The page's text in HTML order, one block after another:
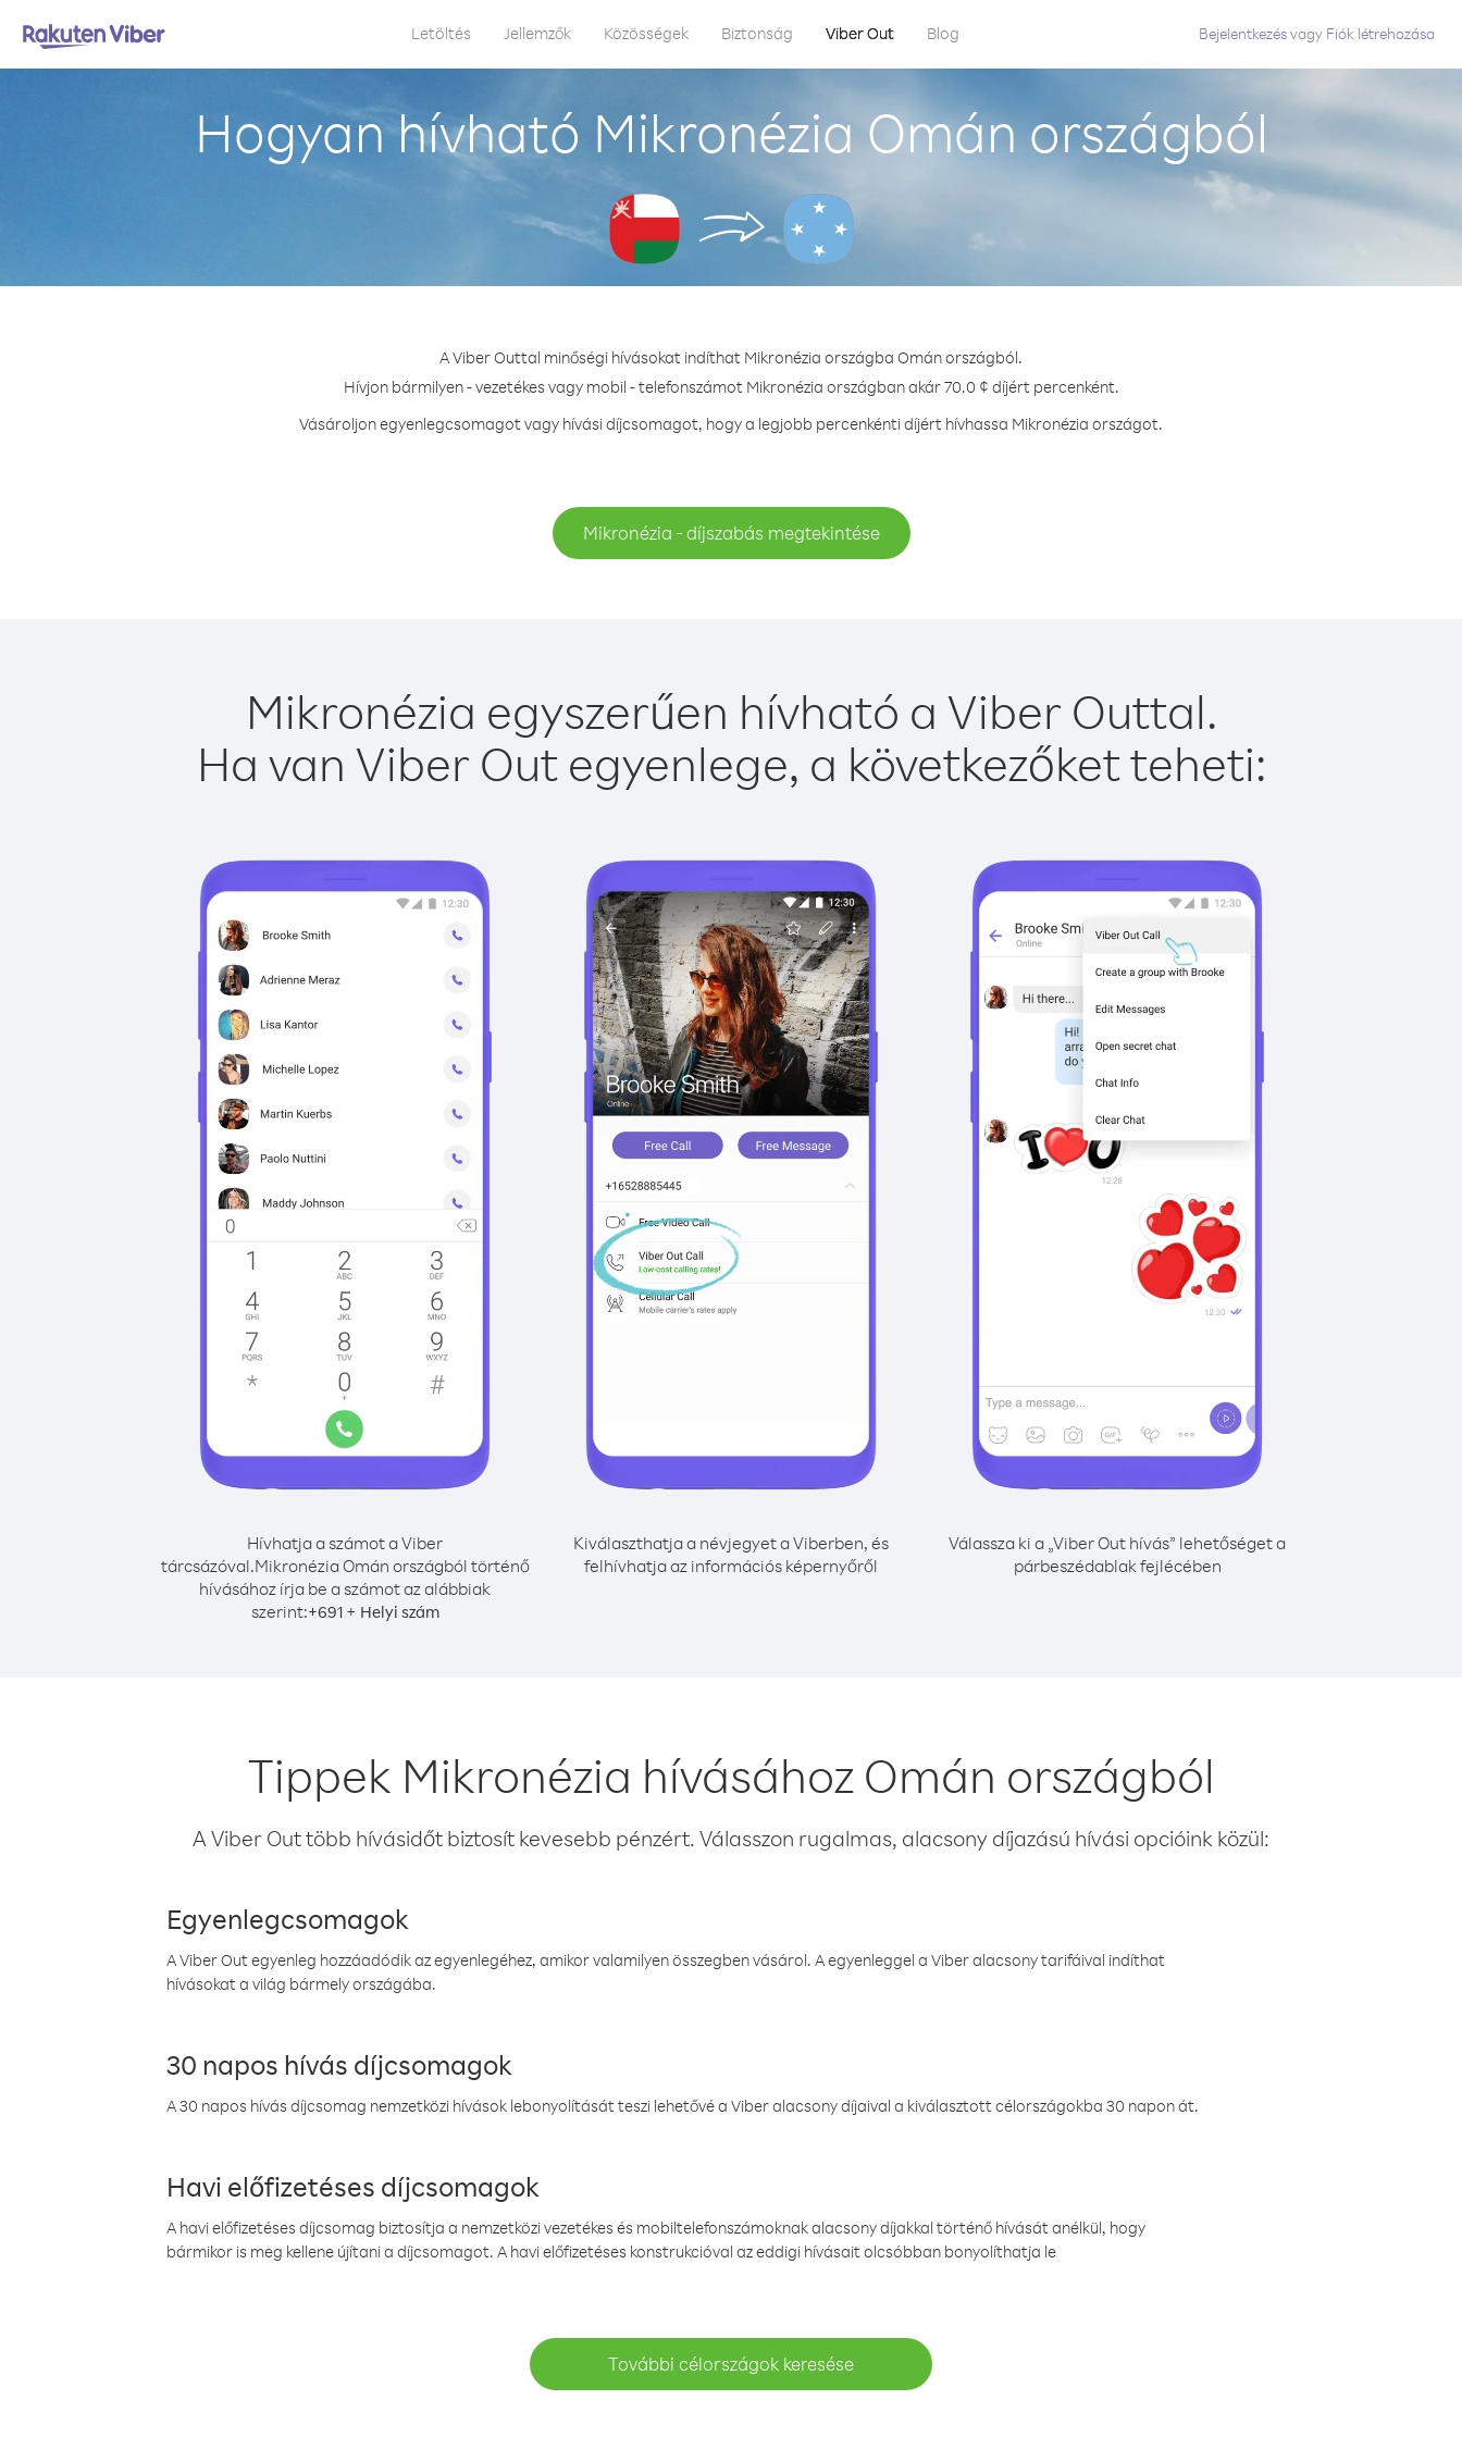
Letöltés Jellemzők Közösségek Biztonság Viber Out Blog Bejelentkezésvagy Fiók létrehozása
Hogyan hívható Mikronézia Omán országból
A Viber Outtal minőségi hívásokat indíthat Mikronézia országba Omán országból.
Hívjon bármilyen - vezetékes vagy mobil - telefonszámot Mikronézia országban akár 70.0 ¢ díjért percenként.
Vásároljon egyenlegcsomagot vagy hívási díjcsomagot, hogy a legjobb percenkénti díjért hívhassa Mikronézia országot.
Mikronézia - díjszabás megtekintése
Mikronézia egyszerűen hívható a Viber Outtal.
Ha van Viber Out egyenlege, a következőket teheti:
Hívhatja a számot a Viber
tárcsázóval.Mikronézia Omán országból történő
hívásához írja be a számot az alábbiak
szerint:+691+ Helyi szám
Kiválaszthatja a névjegyet a Viberben, és
felhívhatja az információs képernyőről
Válassza ki a „Viber Out hívás” lehetőséget a
párbeszédablak fejlécében
Tippek Mikronézia hívásához Omán országból
A Viber Out több hívásidőt biztosít kevesebb pénzért. Válasszon rugalmas, alacsony díjazású hívási opcióink közül:
Egyenlegcsomagok
A Viber Out egyenleg hozzáadódik az egyenlegéhez, amikor valamilyen összegben vásárol. A egyenleggel a Viber alacsony tarifáival indíthat
hívásokat a világ bármely országába.
30 napos hívás díjcsomagok
A 30 napos hívás díjcsomag nemzetközi hívások lebonyolítását teszi lehetővé a Viber alacsony díjaival a kiválasztott célországokba 30 napon át.
Havi előfizetéses díjcsomagok
A havi előfizetéses díjcsomag biztosítja a nemzetközi vezetékes és mobiltelefonszámoknak alacsony díjakkal történő hívását anélkül, hogy
bármikor is meg kellene újítani a díjcsomagot. A havi előfizetéses konstrukcióval az eddigi hívásait olcsóbban bonyolíthatja le
További célországok keresése